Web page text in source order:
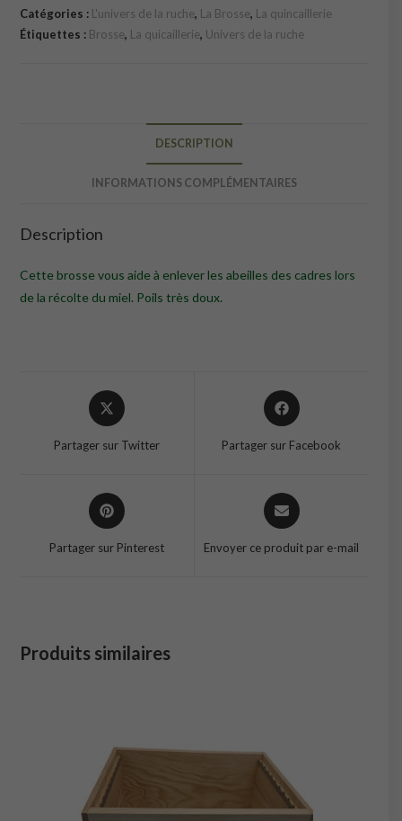
abeilles
Catégories : L'univers de la ruche, La Brosse, La quincaillerie
Étiquettes : Brosse, La quicaillerie, Univers de la ruche
DESCRIPTION
INFORMATIONS COMPLÉMENTAIRES
Description
Cette brosse vous aide à enlever les abeilles des cadres lors
de la récolte du miel. Poils très doux.
Opens
in
new
Partager sur Twitter
Opens
in
Partager sur Facebook
Opens
in
Partager sur Pinterest
Opens
in
new
Envoyer ce produit par e-mail
Produits similaires